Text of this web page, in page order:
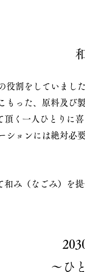
役割をしていまし
もった、原料及び
く一人ひとりに
ションには絶対必
み（なごみ）を
～ひ